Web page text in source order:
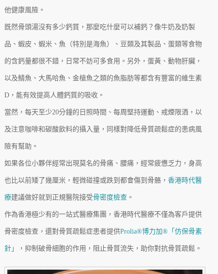
他健康風險。
既然骨頭湯沒有多少鈣質，那麼吃什麼可以補鈣？像牛奶及奶製
品、蝦皮、蝦米、魚（特別是海魚）、豆類及其製品、蛋類等食物
的含鈣量都很不錯，日常不妨可多食用。另外，蛋黃、動物肝臟，
以及鯖魚、大馬哈魚、金槍魚之類的魚脂肪等都含有豐富的維生素
D，能有效提高人體鈣質的吸收。
當然，每天至少20分鐘的日照時間、每周堅持運動、戒煙限酒，以
及注意咖啡和碳酸飲料的攝入量，同樣對降低骨質疏鬆症的患病風
險有幫助。
如果各位小夥伴經常出現莫名的骨痛、腰痛，經常疲憊乏力，身高
也比以前矮了幾厘米，輕微碰撞或跌到都會傷到骨骼， 香港時代醫
療建議做好就到正規醫院接受骨密度檢查。
作為香港極少有的一站式醫療集團，香港時代醫療不僅為客戶提供
骨密度檢查，還對骨質疏鬆症患者提供Prolia®博力加®「仿保骨素
針」 ，抑制破骨細胞的作用，阻止骨質流失，助你對抗骨質疏鬆。